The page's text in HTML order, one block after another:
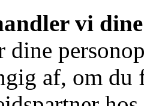
vi
dine
af, om du